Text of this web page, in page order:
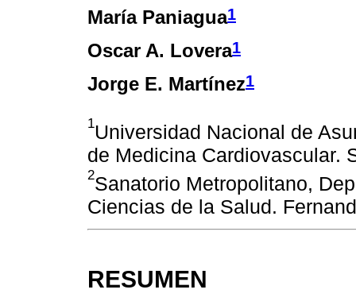
María Paniagua1
Oscar A. Lovera1
Jorge E. Martínez1
1Universidad Nacional de
de Medicina Cardiovascular.
2Sanatorio Metropolitano,
Ciencias de la Salud.
RESUMEN